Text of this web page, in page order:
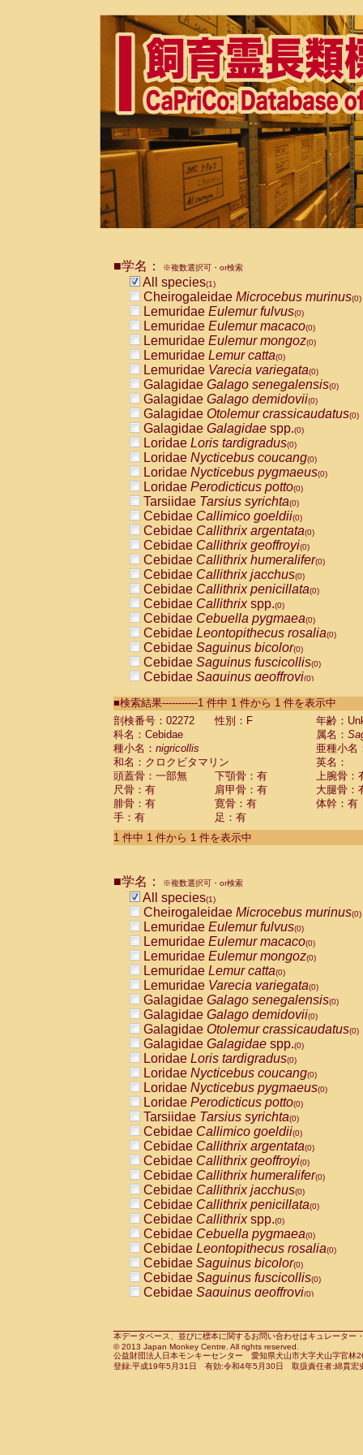
■学名： ※複数選択可・or検索
All species(1)
Cheirogaleidae Microcebus murinus(0)
Lemuridae Eulemur fulvus(0)
Lemuridae Eulemur macaco(0)
Lemuridae Eulemur mongoz(0)
Lemuridae Lemur catta(0)
Lemuridae Varecia variegata(0)
Galagidae Galago senegalensis(0)
Galagidae Galago demidovii(0)
Galagidae Otolemur crassicaudatus(0)
Galagidae Galagidae spp.(0)
Loridae Loris tardigradus(0)
Loridae Nycticebus coucang(0)
Loridae Nycticebus pygmaeus(0)
Loridae Perodicticus potto(0)
Tarsiidae Tarsius syrichta(0)
Cebidae Callimico goeldii(0)
Cebidae Callithrix argentata(0)
Cebidae Callithrix geoffroyi(0)
Cebidae Callithrix humeralifer(0)
Cebidae Callithrix jacchus(0)
Cebidae Callithrix penicillata(0)
Cebidae Callithrixspp.(0)
Cebidae Cebuella pygmaea(0)
Cebidae Leontopithecus rosalia(0)
Cebidae Saguinus bicolor(0)
Cebidae Saguinus fuscicollis(0)
Cebidae Saguinus geoffroyi(0)
CebidaeSaguinus labiatus(0)
Cebidae Saguinus leucopus (0)
Cebidae
CebidaeSaguinus mystax
CebidaeSaguinus nigricollis (1)
Cebidae Saguinus oedipus
Cebidae Saguinus weddelli
Cebidae Saguinusspp.
Cebidae Aotus trivirgatus
Cebidae Cebus albifrons
CebidaeCebus nigrivittatus
CebidaeCebus
CebidaeSaimiri boliviensis(0)
CebidaeSaimiri sciureus(0)
AtelidaeAlouatta caraya(0)
AtelidaeAlouatta fusca(0)
AtelidaeAlouatta seniculus
AtelidaeAlouattaspp.(0)
AtelidaeAteles belzebuth(0)
AtelidaeAteles geoffroyi(0)
AtelidaeAteles paniscus(0)
AtelidaeAtelesspp.(0)
Atelidae Lagothrix lagothricha
AtelidaeLagothrix lagothricha cana
PitheciidaeCacajao calvus
PitheciidaeCallicebus cupreus
PitheciidaeCallicebus donacophilus
PitheciidaeCallicebus moloch
PitheciidaeCallicebus torquatus
PitheciidaeCallicebusspp.(0)
PitheciidaeChiropotes satanas(0)
PitheciidaePithecia monachus
PitheciidaePithecia pithecia(0)
CercopithecidaeCercocebus agilis
CercopithecidaeCercocebus
CercopithecidaeCercocebus
CercopithecidaeCercocebus
CercopithecidaeCercocebus
CercopithecidaeCercocebushybrid
CercopithecidaePapio anubis(0)
CercopithecidaePapio cynocephalus
CercopithecidaePapio hamadryas(0)
■検索結果-----------1 件中 1 件から 1 件を表示中
剖検番号：02272
性別：F
年齢：
科名：Cebidae
属名：
種小名： nigricollis
亜種小名
和名：クロクビタマリン
英名：
頭蓋骨：一部無
下顎骨：有
上腕骨：
尺骨：有
肩甲骨：有
大腿骨：
腓骨：有
寛骨：有
体幹：有
手：有
足：有
1 件中 1 件から 1 件を表示中
■学名： ※複数選択可・or検索
All species(1)
Cheirogaleidae Microcebus murinus(0)
Lemuridae Eulemur fulvus(0)
Lemuridae Eulemur macaco(0)
Lemuridae Eulemur mongoz(0)
Lemuridae Lemur catta(0)
Lemuridae Varecia variegata(0)
Galagidae Galago senegalensis(0)
Galagidae Galago demidovii(0)
Galagidae Otolemur crassicaudatus(0)
Galagidae Galagidae spp.(0)
Loridae Loris tardigradus(0)
Loridae Nycticebus coucang(0)
Loridae Nycticebus pygmaeus(0)
Loridae Perodicticus potto(0)
Tarsiidae Tarsius syrichta(0)
Cebidae Callimico goeldii(0)
Cebidae Callithrix argentata(0)
Cebidae Callithrix geoffroyi(0)
Cebidae Callithrix humeralifer(0)
Cebidae Callithrix jacchus(0)
Cebidae Callithrix penicillata(0)
Cebidae Callithrixspp.(0)
Cebidae Cebuella pygmaea(0)
Cebidae Leontopithecus rosalia(0)
Cebidae Saguinus bicolor(0)
Cebidae Saguinus fuscicollis(0)
Cebidae Saguinus geoffroyi(0)
CebidaeSaguinus leucopus(0)
CebidaeSaguinus midas(0)
Cebidae Saguinus mystax(0)
本データベース、並びに標本に関するお問い合わせはキュレータ
© 2013 Japan Monkey Centre. All rights reserved.
公益財団法人日本モンキーセンター 愛知県犬山市大字犬山字官
登録:平成19年5月31日 有効:令和4年5月30日 取扱責任者:綿貫宏